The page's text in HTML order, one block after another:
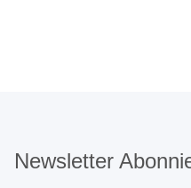
Newsletter